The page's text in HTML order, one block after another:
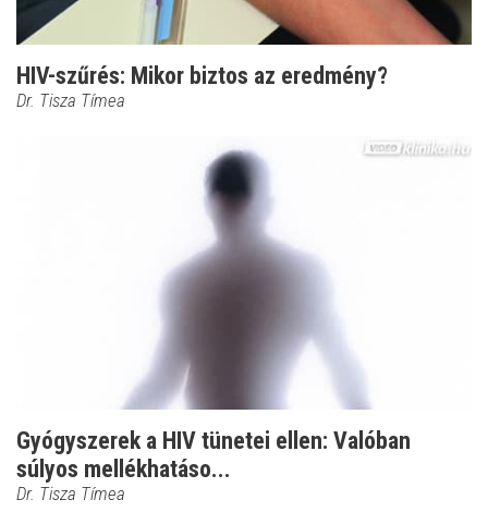
HIV-szűrés: Mikor biztos az eredmény?
Dr. Tisza Tímea
Gyógyszerek a HIV tünetei ellen: Valóban
súlyos mellékhatáso...
Dr. Tisza Tímea